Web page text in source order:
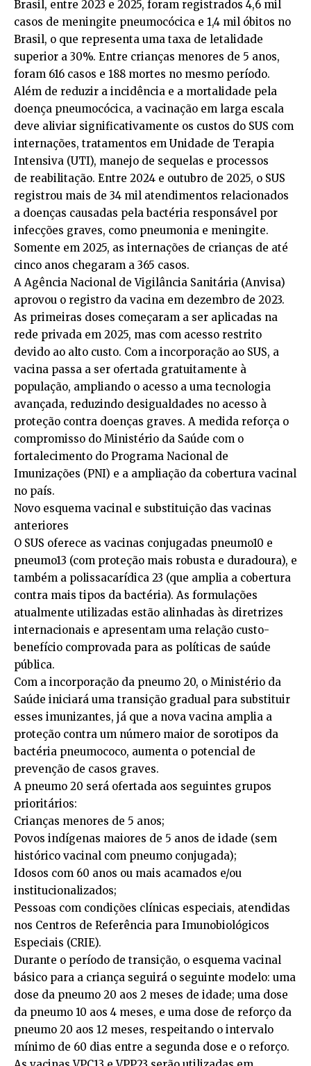
Brasil, entre 2023 e 2025, foram registrados 4,6 mil
casos de meningite pneumocócica e 1,4 mil óbitos no
Brasil, o que representa uma taxa de letalidade
superior a 30%. Entre crianças menores de 5 anos,
foram 616 casos e 188 mortes no mesmo período.
Além de reduzir a incidência e a mortalidade pela
doença pneumocócica, a vacinação em larga escala
deve aliviar significativamente os custos do SUS com
internações, tratamentos em Unidade de Terapia
Intensiva (UTI), manejo de sequelas e processos
de reabilitação. Entre 2024 e outubro de 2025, o SUS
registrou mais de 34 mil atendimentos relacionados
a doenças causadas pela bactéria responsável por
infecções graves, como pneumonia e meningite.
Somente em 2025, as internações de crianças de até
cinco anos chegaram a 365 casos.
A Agência Nacional de Vigilância Sanitária (Anvisa)
aprovou o registro da vacina em dezembro de 2023.
As primeiras doses começaram a ser aplicadas na
rede privada em 2025, mas com acesso restrito
devido ao alto custo. Com a incorporação ao SUS, a
vacina passa a ser ofertada gratuitamente à
população, ampliando o acesso a uma tecnologia
avançada, reduzindo desigualdades no acesso à
proteção contra doenças graves. A medida reforça o
compromisso do Ministério da Saúde com o
fortalecimento do Programa Nacional de
Imunizações (PNI) e a ampliação da cobertura vacinal
no país.
Novo esquema vacinal e substituição das vacinas
anteriores
O SUS oferece as vacinas conjugadas pneumo10 e
pneumo13 (com proteção mais robusta e duradoura), e
também a polissacarídica 23 (que amplia a cobertura
contra mais tipos da bactéria). As formulações
atualmente utilizadas estão alinhadas às diretrizes
internacionais e apresentam uma relação custo-
benefício comprovada para as políticas de saúde
pública.
Com a incorporação da pneumo 20, o Ministério da
Saúde iniciará uma transição gradual para substituir
esses imunizantes, já que a nova vacina amplia a
proteção contra um número maior de sorotipos da
bactéria pneumococo, aumenta o potencial de
prevenção de casos graves.
A pneumo 20 será ofertada aos seguintes grupos
prioritários:
Crianças menores de 5 anos;
Povos indígenas maiores de 5 anos de idade (sem
histórico vacinal com pneumo conjugada);
Idosos com 60 anos ou mais acamados e/ou
institucionalizados;
Pessoas com condições clínicas especiais, atendidas
nos Centros de Referência para Imunobiológicos
Especiais (CRIE).
Durante o período de transição, o esquema vacinal
básico para a criança seguirá o seguinte modelo: uma
dose da pneumo 20 aos 2 meses de idade; uma dose
da pneumo 10 aos 4 meses, e uma dose de reforço da
pneumo 20 aos 12 meses, respeitando o intervalo
mínimo de 60 dias entre a segunda dose e o reforço.